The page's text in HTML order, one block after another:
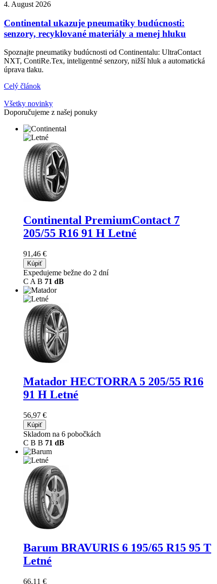
4. August 2026
Continental ukazuje pneumatiky budúcnosti:
senzory, recyklované materiály a menej hluku
Spoznajte pneumatiky budúcnosti od Continentalu: UltraContact
NXT, ContiRe.Tex, inteligentné senzory, nižší hluk a automatická
úprava tlaku.
Celý článok
Všetky novinky
Doporučujeme z našej ponuky
Continental PremiumContact 7
205/55 R16 91 H Letné
91,46 €
Kúpiť
Expedujeme bežne do 2 dní
C A B 71 dB
Matador HECTORRA 5 205/55 R16
91 H Letné
56,97 €
Kúpiť
Skladom na 6 pobočkách
C B B 71 dB
Barum BRAVURIS 6 195/65 R15 95 T
Letné
66,11 €